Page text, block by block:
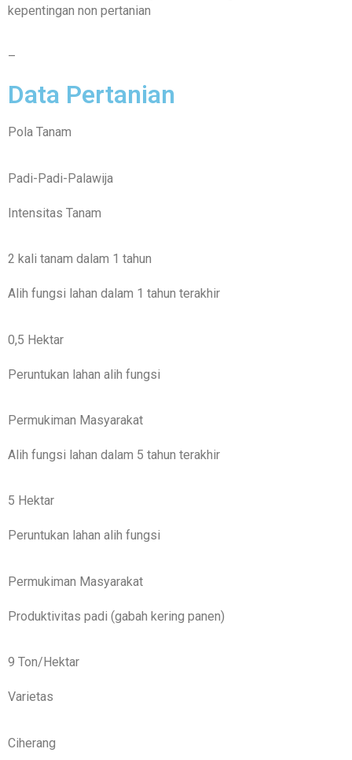
kepentingan non pertanian
–
Data Pertanian
Pola Tanam
Padi-Padi-Palawija
Intensitas Tanam
2 kali tanam dalam 1 tahun
Alih fungsi lahan dalam 1 tahun terakhir
0,5 Hektar
Peruntukan lahan alih fungsi
Permukiman Masyarakat
Alih fungsi lahan dalam 5 tahun terakhir
5 Hektar
Peruntukan lahan alih fungsi
Permukiman Masyarakat
Produktivitas padi (gabah kering panen)
9 Ton/Hektar
Varietas
Ciherang